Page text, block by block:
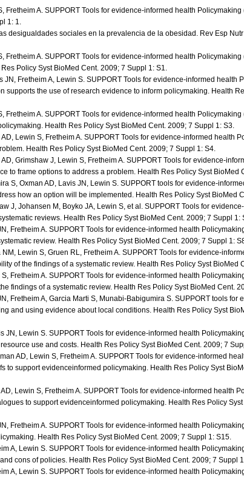
Fretheim A. SUPPORT Tools for evidence-informed health
1: 1.
desigualdades sociales en la prevalencia de la obesidad. Rev Esp
Fretheim A. SUPPORT Tools for evidence-informed health
Policy Syst BioMed Cent. 2009; 7 Suppl 1: S1.
JN, Fretheim A, Lewin S. SUPPORT Tools for evidence-informed health
supports the use of research evidence to inform policymaking. Health
Fretheim A. SUPPORT Tools for evidence-informed health
Health Res Policy Syst BioMed Cent. 2009; 7 Suppl 1: S3.
Lewin S, Fretheim A. SUPPORT Tools for evidence-informed health
Health Res Policy Syst BioMed Cent. 2009; 7 Suppl 1: S4.
Grimshaw J, Lewin S, Fretheim A. SUPPORT Tools for evidence-
to frame options to address a problem. Health Res Policy Syst BioMed
S, Oxman AD, Lavis JN, Lewin S. SUPPORT tools for evidence-
how an option will be implemented. Health Res Policy Syst BioMed
J, Johansen M, Boyko JA, Lewin S, et al. SUPPORT Tools for
reviews. Health Res Policy Syst BioMed Cent. 2009; 7 Suppl 1:
Fretheim A. SUPPORT Tools for evidence-informed health
review. Health Res Policy Syst BioMed Cent. 2009; 7 Suppl 1:
NM, Lewin S, Gruen RL, Fretheim A. SUPPORT Tools for evidence-
of the findings of a systematic review. Health Res Policy Syst BioMed
Fretheim A. SUPPORT Tools for evidence-informed health
findings of a systematic review. Health Res Policy Syst BioMed Cent.
Fretheim A, Garcia Marti S, Munabi-Babigumira S. SUPPORT tools for
and using evidence about local conditions. Health Res Policy Syst
JN, Lewin S. SUPPORT Tools for evidence-informed health
use and costs. Health Res Policy Syst BioMed Cent. 2009; 7
AD, Lewin S, Fretheim A. SUPPORT Tools for evidence-informed
to support evidenceinformed policymaking. Health Res Policy Syst
Lewin S, Fretheim A. SUPPORT Tools for evidence-informed health
to support evidenceinformed policymaking. Health Res Policy
Fretheim A. SUPPORT Tools for evidence-informed health
Health Res Policy Syst BioMed Cent. 2009; 7 Suppl 1: S15.
A, Lewin S. SUPPORT Tools for evidence-informed health
cons of policies. Health Res Policy Syst BioMed Cent. 2009; 7 Suppl
A, Lewin S. SUPPORT Tools for evidence-informed health